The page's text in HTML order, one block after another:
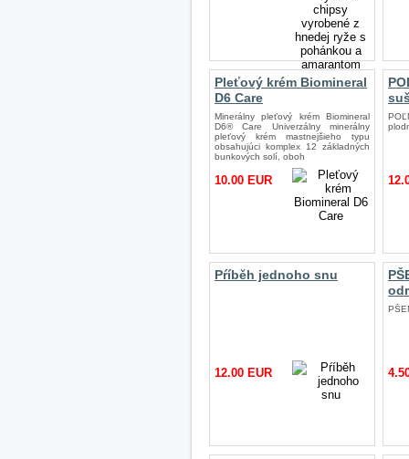
Pleťový krém Biomineral
D6 Care
Minerálny pleťový krém Biomineral
D6® Care Univerzálny minerálny
pleťový krém mastnejšieho typu
obsahujúci komplex 12 základných
bunkových solí, oboh
10.00 EUR
Pŕíběh jednoho snu
12.00 EUR